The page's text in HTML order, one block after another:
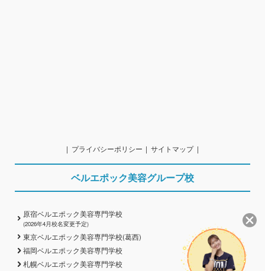
プライバシーポリシー サイトマップ
ベルエポック美容グループ校
原宿ベルエポック美容専門学校
(2026年4月校名変更予定)
東京ベルエポック美容専門学校(葛西)
福岡ベルエポック美容専門学校
札幌ベルエポック美容専門学校